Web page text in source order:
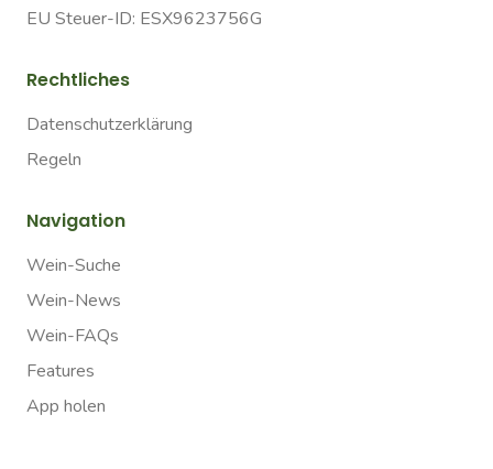
EU Steuer-ID: ESX9623756G
Rechtliches
Datenschutzerklärung
Regeln
Navigation
Wein-Suche
Wein-News
Wein-FAQs
Features
App holen